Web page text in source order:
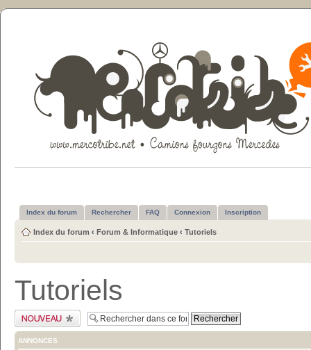
Index du forum Rechercher FAQ Connexion Inscription
Index du forum ‹ Forum & Informatique ‹ Tutoriels
Tutoriels
Publier un nouveau
sujet
ANNONCES